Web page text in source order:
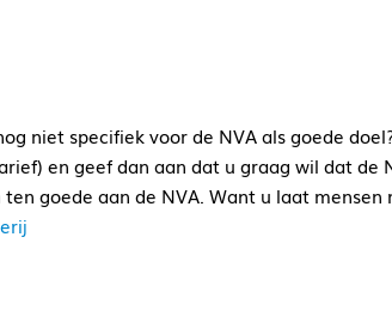
niet specifiek voor de NVA als goede
en geef dan aan dat u graag wil dat de
goede aan de NVA. Want u laat